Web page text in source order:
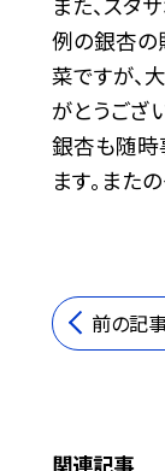
例の銀杏の
菜ですが、
がとうござ
銀杏も随
ます。また
前の記
関連記事